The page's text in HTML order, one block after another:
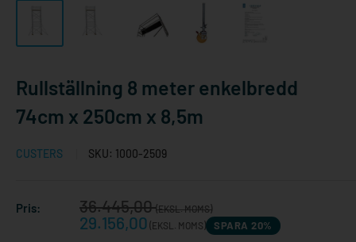
Rullställning 8 meter enkelbredd
74cm x 250cm x 8,5m
CUSTERS SKU: 1000-2509
Pris: Reapris
36.445,00(EKSL. MOMS)
29.156,00 (EKSL. MOMS) SPARA 20%